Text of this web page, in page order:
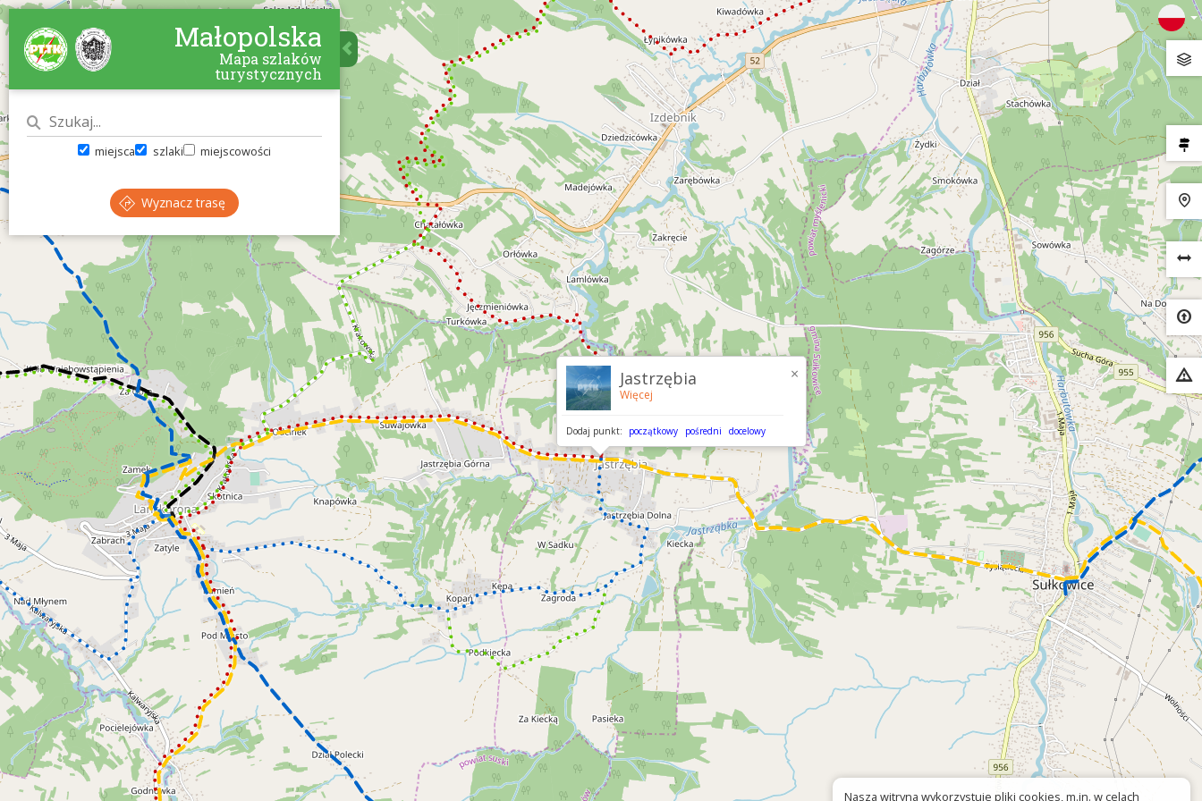
×
Jastrzębia
Więcej
Dodaj punkt: początkowy pośredni docelowy
Małopolska
Mapa szlaków
turystycznych
miejsca szlaki miejscowości
Wyznacz trasę
Nasza witryna wykorzystuje pliki cookies, m.in. w celach